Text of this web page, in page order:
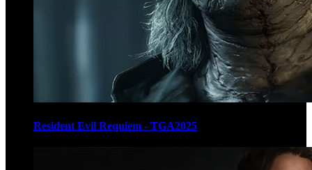
Resident Evil Requiem - TGA2025